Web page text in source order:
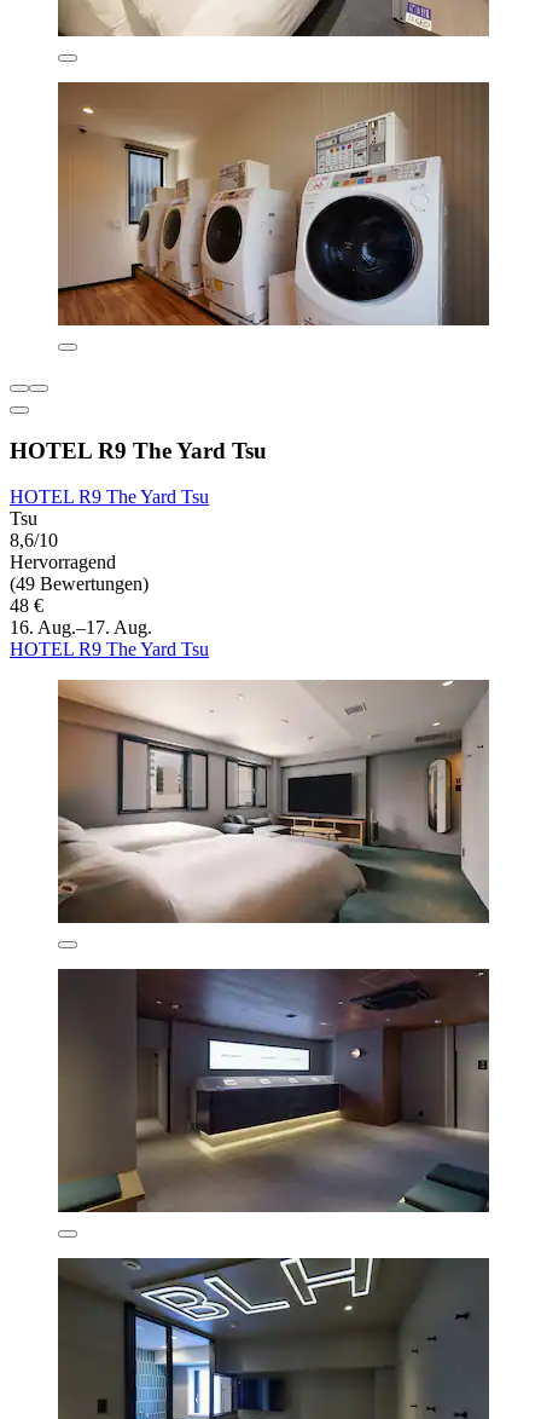
HOTEL R9 The Yard Tsu
HOTEL R9 The Yard Tsu
Tsu
8,6/10
Hervorragend
(49 Bewertungen)
48 €
16. Aug.–17. Aug.
HOTEL R9 The Yard Tsu